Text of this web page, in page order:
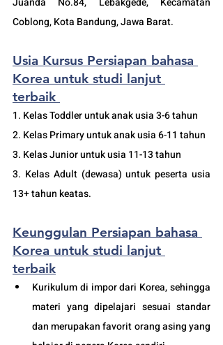
Coblong, Kota Bandung, Jawa Barat.
Usia Kursus Persiapan bahasa
Korea untuk studi lanjut
terbaik
1. Kelas Toddler untuk anak usia 3-6 tahun
2. Kelas Primary untuk anak usia 6-11 tahun
3. Kelas Junior untuk usia 11-13 tahun
3. Kelas Adult (dewasa) untuk peserta usia
13+ tahun keatas.
Keunggulan Persiapan bahasa
Korea untuk studi lanjut
terbaik
Kurikulum di impor dari Korea, sehingga
materi yang dipelajari sesuai standar
dan merupakan favorit orang asing yang